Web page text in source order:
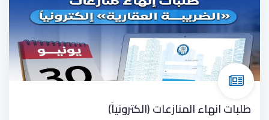
طلبات انهاء المنازعات (الكترونياً)